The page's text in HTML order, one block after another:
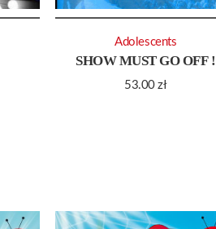
SHOW MUST GO OFF !
53.00zł
Adolescents